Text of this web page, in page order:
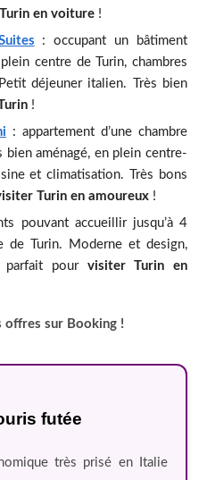
en voiture!
: occupant un bâtiment
centre de Turin, chambres
déjeuner italien. Très bien
!
: appartement d’une chambre
aménagé, en plein centre-
et climatisation. Très bons
Turin en amoureux!
pouvant accueillir jusqu’à 4
de Turin. Moderne et design,
parfait pour visiter Turin en
offres sur Booking !
futée
très prisé en Italie